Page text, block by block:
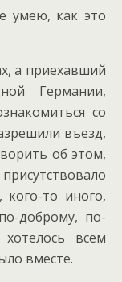
умею, как это
а приехавший
Германии,
со
въезд,
об этом,
то иного,
доброму, по-
всем
вместе.